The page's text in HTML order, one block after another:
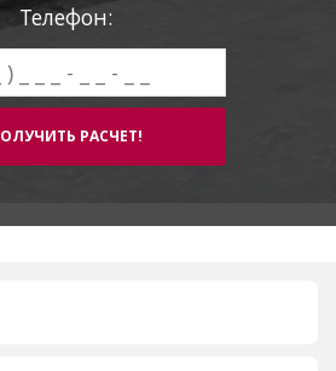
Телефон: